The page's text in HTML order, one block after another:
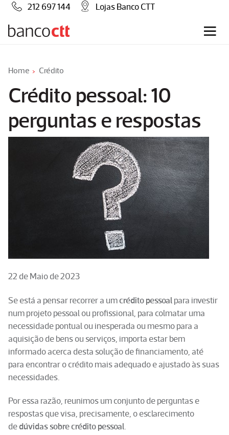
212 697 144 Lojas Banco CTT
Home Crédito
Crédito pessoal: 10
perguntas e respostas
22 de Maio de 2023
Se está a pensar recorrer a umcrédito pessoal para investir
num projeto pessoal ou profissional, para colmatar uma
necessidade pontual ou inesperada ou mesmo para a
aquisição de bens ou serviços, importa estar bem
informado acerca desta solução de financiamento, até
para encontrar o crédito mais adequado e ajustado às suas
necessidades.
Por essa razão, reunimos um conjunto de perguntas e
respostas que visa, precisamente, o esclarecimento
dedúvidas sobrecrédito pessoal.